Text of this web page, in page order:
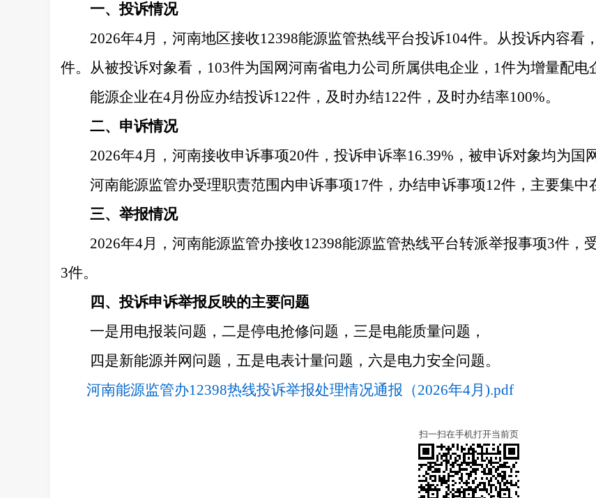
一、投诉情况
2026年4月，河南地区接收12398能源监管热线平台投诉104件。从投诉内容看
件。从被投诉对象看，103件为国网河南省电力公司所属供电企业，1件为增量配电
能源企业在4月份应办结投诉122件，及时办结122件，及时办结率100%。
二、申诉情况
2026年4月，河南接收申诉事项20件，投诉申诉率16.39%，被申诉对象均为国
河南能源监管办受理职责范围内申诉事项17件，办结申诉事项12件，主要集中
三、举报情况
2026年4月，河南能源监管办接收12398能源监管热线平台转派举报事项3件，
3件。
四、投诉申诉举报反映的主要问题
一是用电报装问题，二是停电抢修问题，三是电能质量问题，
四是新能源并网问题，五是电表计量问题，六是电力安全问题。
河南能源监管办12398热线投诉举报处理情况通报（2026年4月).pdf
扫一扫在手机打开当前页